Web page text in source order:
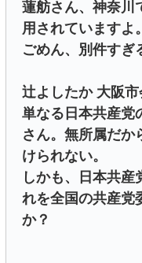
蓮舫さん、神奈川
用されていますよ。
ごめん、別件すぎ
辻よしたか 大阪
単なる日本共産党
さん。無所属だか
けられない。
しかも、日本共産
れを全国の共産党
か？